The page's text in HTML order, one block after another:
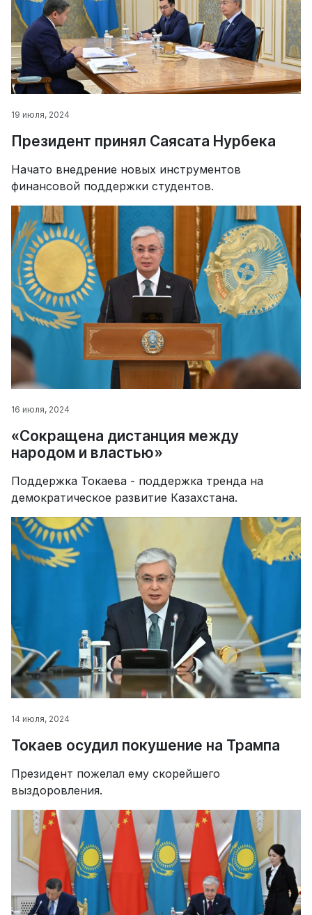
19 июля, 2024
Президент принял Саясата Нурбека
Начато внедрение новых инструментов
финансовой поддержки студентов.
16 июля, 2024
«Сокращена дистанция между
народом и властью»
Поддержка Токаева - поддержка тренда на
демократическое развитие Казахстана.
14 июля, 2024
Токаев осудил покушение на Трампа
Президент пожелал ему скорейшего
выздоровления.